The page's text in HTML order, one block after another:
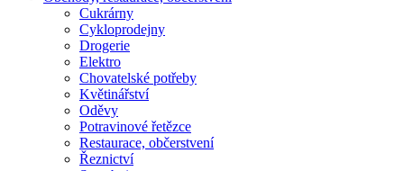
Cukrárny
Cykloprodejny
Drogerie
Elektro
Chovatelské potřeby
Květinářství
Oděvy
Potravinové řetězce
Restaurace, občerstvení
Řeznictví